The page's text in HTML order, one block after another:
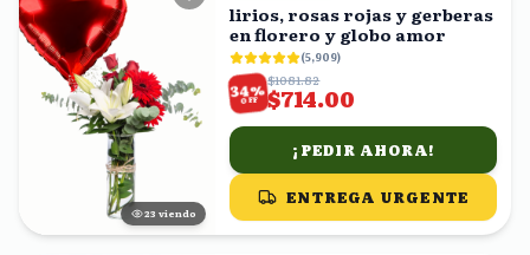
23 viendo
lirios, rosas rojas y gerberas
en florero y globo amor
(5,909)
34%
OFF
$1081.82
$714.00
¡PEDIR AHORA!
ENTREGA URGENTE